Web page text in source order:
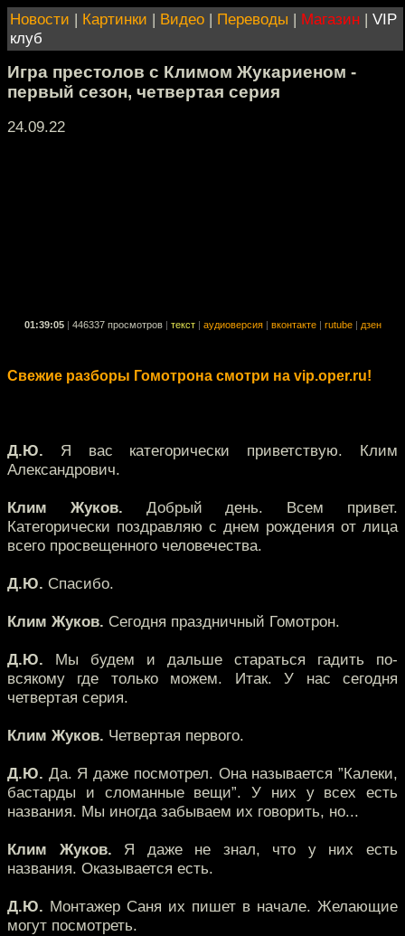
Новости | Картинки | Видео | Переводы | Магазин | VIP
клуб
Игра престолов с Климом Жукариеном -
первый сезон, четвертая серия
24.09.22
01:39:05 446337 просмотров текст аудиоверсия вконтакте rutube дзен
Свежие разборы Гомотрона смотри на vip.oper.ru!
Д.Ю. Я вас категорически приветствую. Клим
Александрович.
Клим Жуков. Добрый день. Всем привет.
Категорически поздравляю с днем рождения от лица
всего просвещенного человечества.
Д.Ю. Спасибо.
Клим Жуков. Сегодня праздничный Гомотрон.
Д.Ю. Мы будем и дальше стараться гадить по-
всякому где только можем. Итак. У нас сегодня
четвертая серия.
Клим Жуков. Четвертая первого.
Д.Ю. Да. Я даже посмотрел. Она называется ”Калеки,
бастарды и сломанные вещи”. У них у всех есть
названия. Мы иногда забываем их говорить, но...
Клим Жуков. Я даже не знал, что у них есть
названия. Оказывается есть.
Д.Ю. Монтажер Саня их пишет в начале. Желающие
могут посмотреть.